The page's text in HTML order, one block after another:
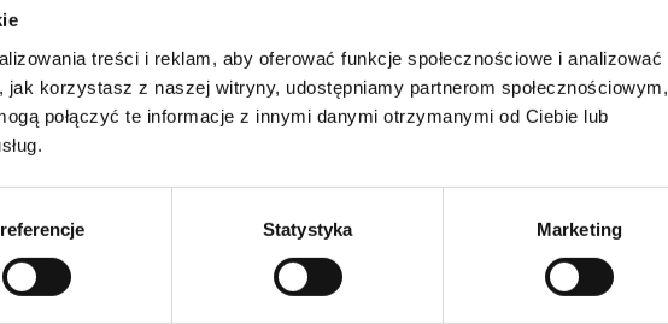
treści i reklam, aby oferować funkcje społecznościowe i analizować
korzystasz z naszej witryny, udostępniamy partnerom społecznościowym,
połączyć te informacje z innymi danymi otrzymanymi od Ciebie lub
Statystyka Marketing